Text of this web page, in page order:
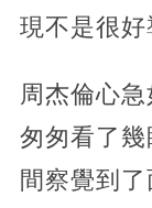
現不是很好
周杰倫心
匆匆看了
間察覺到